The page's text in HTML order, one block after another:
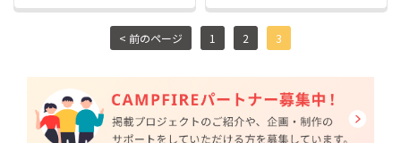
< 前のページ 1 2 3